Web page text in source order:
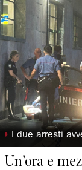
◗ I due arresti
Un’ora e